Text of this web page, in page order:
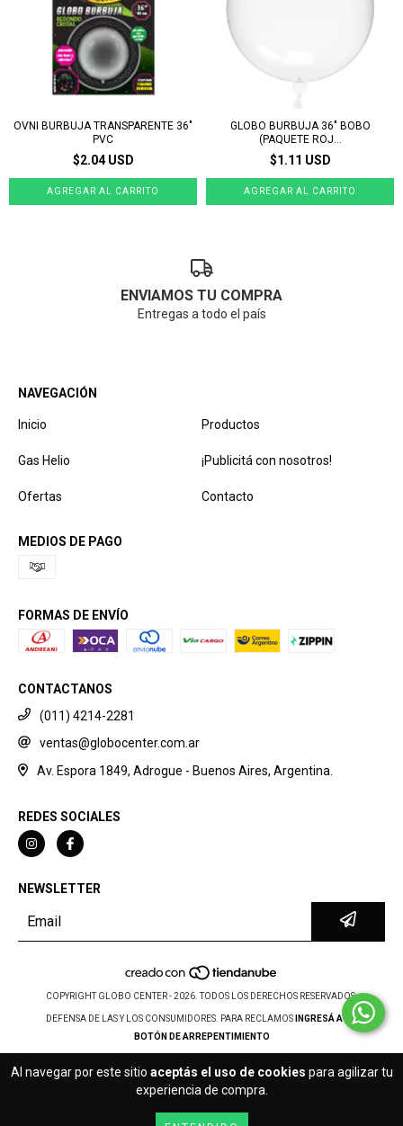
Al navegar por este sitio aceptás el uso de cookies para agilizar tu
experiencia de compra.
OVNI BURBUJA TRANSPARENTE 36"
PVC
$2.04 USD
GLOBO BURBUJA 36" BOBO
(PAQUETE ROJ...
$1.11 USD
ENVIAMOS TU COMPRA
Entregas a todo el país
NAVEGACIÓN
Inicio Productos
Gas Helio ¡Publicitá con nosotros!
Ofertas Contacto
MEDIOS DE PAGO
FORMAS DE ENVÍO
CONTACTANOS
(011) 4214-2281
ventas@globocenter.com.ar
Av. Espora 1849, Adrogue - Buenos Aires, Argentina.
REDES SOCIALES
NEWSLETTER
COPYRIGHT GLOBO CENTER - 2026. TODOS LOS DERECHOS RESERVADOS.
DEFENSA DE LAS Y LOS CONSUMIDORES. PARA RECLAMOS
INGRESÁ ACÁ.
BOTÓN DE ARREPENTIMIENTO